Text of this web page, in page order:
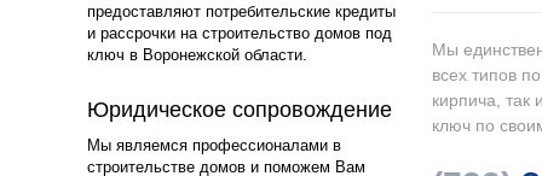
предоставляют потребительские кредиты
и рассрочки на строительство домов под
ключ в Воронежской области.
Юридическое сопровождение
Мы являемся профессионалами в
строительстве домов и поможем Вам
Мы
всех типов
кирпича,
ключ по